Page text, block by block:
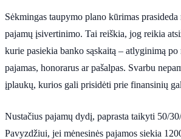
Sėkmingas taupymo plano kūrimas
pajamų įsivertinimo. Tai reiškia, jog reikia
kurie pasiekia banko sąskaitą – atlyginimą
pajamas, honorarus ar pašalpas. Svarbu
įplaukų, kurios gali prisidėti prie finansinių
Nustačius pajamų dydį, paprasta taikyti 50/
Pavyzdžiui, jei mėnesinės pajamos siekia